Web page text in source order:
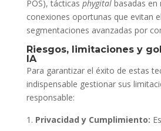
POS), tácticas phygitalbasadas en
conexiones oportunas que evitan
segmentaciones avanzadas por
Riesgos, limitaciones y
IA
Para garantizar el éxito de estas
indispensable gestionar sus
responsable:
Privacidad y Cumplimiento: